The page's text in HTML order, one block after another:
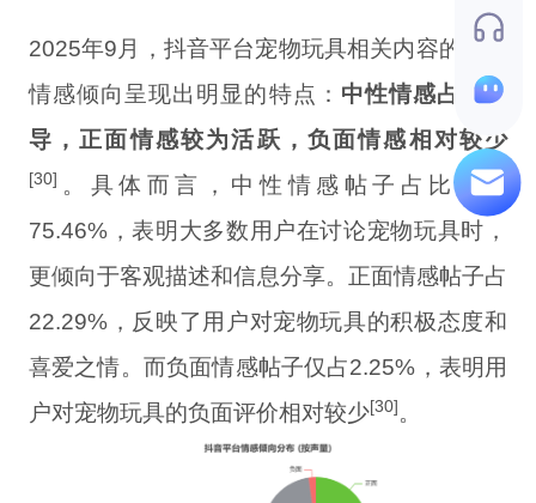
2025年9月，抖音平台宠物玩具相关内容的整体
情感倾向呈现出明显的特点： 中性情感占据主
导，正面情感较为活跃，负面情感相对较少
[30] 。具体而言，中性情感帖子占比高达
75.46%，表明大多数用户在讨论宠物玩具时，
更倾向于客观描述和信息分享。正面情感帖子占
22.29%，反映了用户对宠物玩具的积极态度和
喜爱之情。而负面情感帖子仅占2.25%，表明用
户对宠物玩具的负面评价相对较少[30]。